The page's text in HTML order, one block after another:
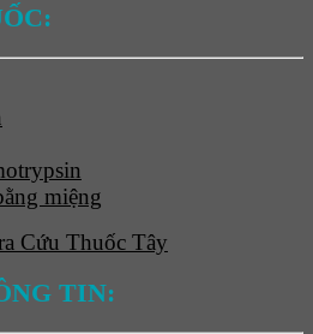
miệng
Cứu Thuốc Tây
TIN: